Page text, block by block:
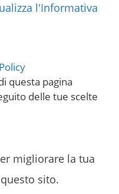
l'Informativa
questa pagina
delle tue scelte
migliorare la tua
sito.